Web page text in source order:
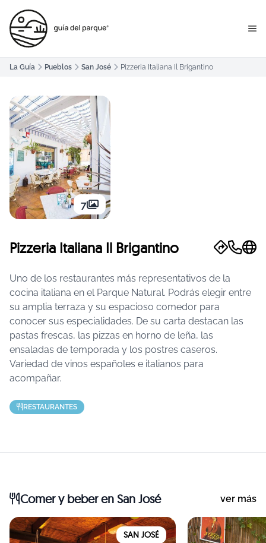
La Guía Pueblos San José Pizzeria Italiana Il Brigantino
7
Pizzeria Italiana Il Brigantino
Uno de los restaurantes más representativos de la
cocina italiana en el Parque Natural. Podrás elegir entre
su amplia terraza y su espacioso comedor para
conocer sus especialidades. De su carta destacan las
pastas frescas, las pizzas en horno de leña, las
ensaladas de temporada y los postres caseros.
Variedad de vinos españoles e italianos para
acompañar.
RESTAURANTES
Comer y beberen San José ver más
SAN JOSÉ